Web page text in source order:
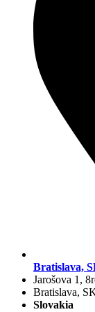
Bratislava,
Jarošova 1,
Bratislava,
Slovakia